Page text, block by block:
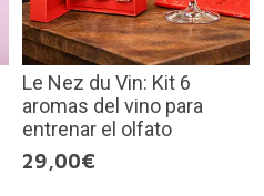
Le Nez du Vin: Kit 6
aromas del vino para
entrenar el olfato
29,00€